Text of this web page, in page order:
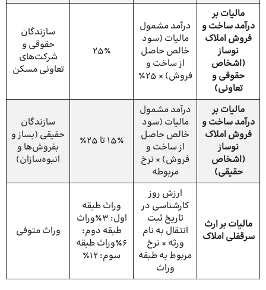
مالیات بر
درآمد ساخت و
فروش املاک
نوساز
(اشخاص
حقوقی و
تعاونی)
درآمد مشمول
مالیات (سود
خالص حاصل
از ساخت و
فروش) × ۲۵٪
۲۵٪
سازندگان
حقوقی و
شرکت‌های
تعاونی مسکن
مالیات بر
درآمد ساخت و
فروش املاک
نوساز
(اشخاص
حقیقی)
درآمد مشمول
مالیات (سود
خالص حاصل
از ساخت و
فروش) × نرخ
مربوطه
۱۵٪ تا ۲۵٪
سازندگان
حقیقی (بساز و
بفروش‌ها و
انبوه‌سازان)
مالیات بر ارث
سرقفلی املاک
ارزش روز
کارشناسی در
تاریخ ثبت
انتقال به نام
ورثه × نرخ
مربوط به طبقه
وراث
وراث طبقه
اول: ۳٪وراث
طبقه دوم:
۶٪وراث طبقه
سوم: ۱۲٪
وراث متوفی